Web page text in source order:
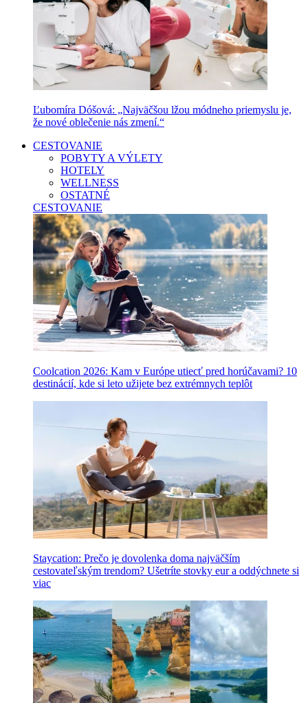
Ľubomíra Dóšová: „Najväčšou lžou módneho priemyslu je,
že nové oblečenie nás zmení.“
CESTOVANIE
POBYTY A VÝLETY
HOTELY
WELLNESS
OSTATNÉ
CESTOVANIE
Coolcation 2026: Kam v Európe utiecť pred horúčavami? 10
destinácií, kde si leto užijete bez extrémnych teplôt
Staycation: Prečo je dovolenka doma najväčším
cestovateľským trendom? Ušetríte stovky eur a oddýchnete si
viac